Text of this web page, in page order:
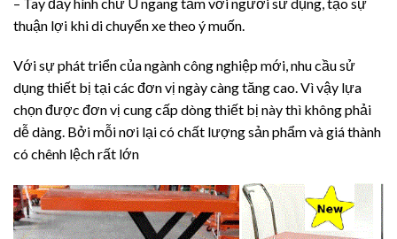
thuận lợi khi di chuyển xe theo ý muốn.
Với sự phát triển của ngành công nghiệp mới, nhu cầu sử
dụng thiết bị tại các đơn vị ngày càng tăng cao. Vì vậy lựa
chọn được đơn vị cung cấp dòng thiết bị này thì không phải
dễ dàng. Bởi mỗi nơi lại có chất lượng sản phẩm và giá thành
có chênh lệch rất lớn